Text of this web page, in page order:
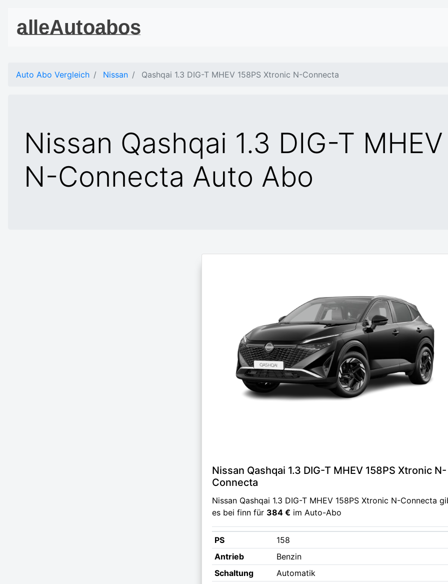
Auto Abo Vergleich Nissan Qashqai 1.3 DIG-T MHEV 158PS Xtronic N-Connecta
Nissan Qashqai 1.3 DIG-T
N-Connecta Auto Abo
Nissan Qashqai 1.3 DIG-T MHEV 158PS Xtronic N-
Connecta
Nissan Qashqai 1.3 DIG-T MHEV 158PS Xtronic N-Connecta
es bei finn für 384 € im Auto-Abo
PS
158
Antrieb
Benzin
Schaltung
Automatik